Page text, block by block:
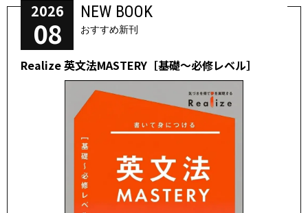
2026
08
NEW BOOK
おすすめ新刊
Realize 英文法MASTERY［基礎～必修レベル］